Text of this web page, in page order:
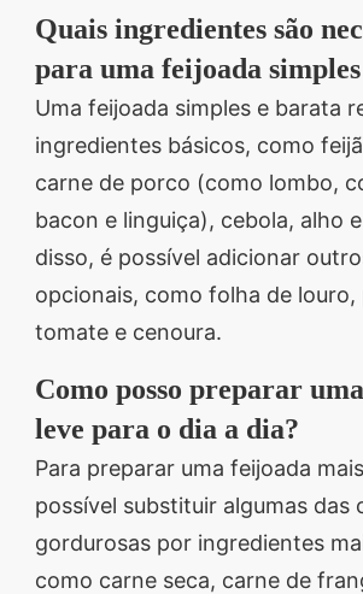
Quais ingredientes são
para uma feijoada
Uma feijoada simples e barata
ingredientes básicos, como
carne de porco (como lombo,
bacon e linguiça), cebola, alho
disso, é possível adicionar
opcionais, como folha de louro,
tomate e cenoura.
Como posso preparar
leve para o dia a dia?
Para preparar uma feijoada
possível substituir algumas das
gordurosas por ingredientes
como carne seca, carne de